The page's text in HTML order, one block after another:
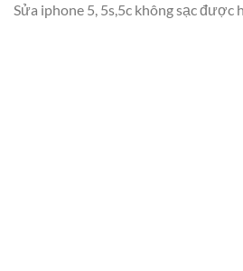
Sửa iphone 5, 5s,5c không sạc được